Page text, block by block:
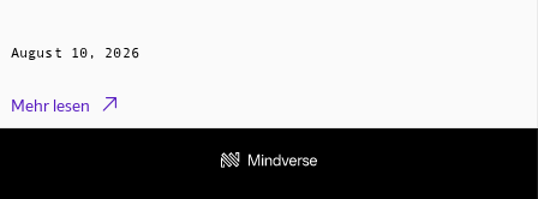
August 10, 2026
Mehr lesen 